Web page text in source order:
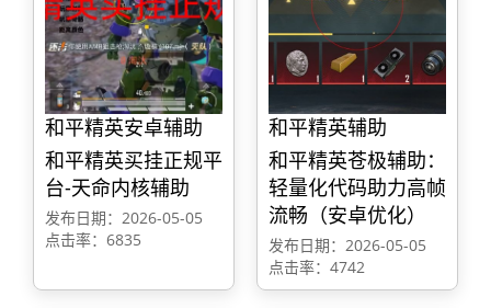
和平精英安卓辅助
和平精英买挂正规平
台-天命内核辅助
发布日期：2026-05-05
点击率：6835
和平精英辅助
和平精英苍极辅助：
轻量化代码助力高帧
流畅（安卓优化）
发布日期：2026-05-05
点击率：4742